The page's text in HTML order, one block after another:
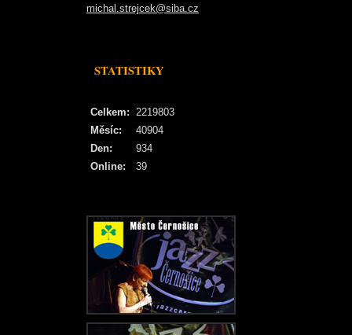
michal.strejcek@siba.cz
STATISTIKY
Online: 39
Celkem: 2219803
Měsíc:
40904
Den:
934